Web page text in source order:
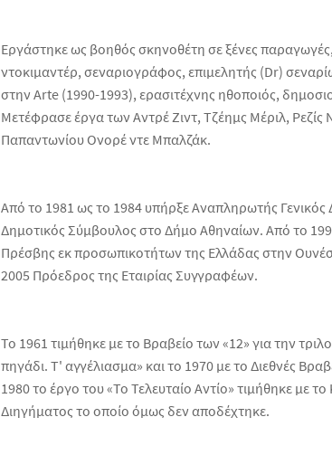
Εργάστηκε ως βοηθός σκηνοθέτη σε ξένες
ντοκιμαντέρ, σεναριογράφος, επιμελητής (Dr)
στην Arte (1990-1993), ερασιτέχνης ηθοποιός,
Μετέφρασε έργα των Αντρέ Ζιντ, Τζέημς Μέριλ,
Παπαντωνίου Ονορέ ντε Μπαλζάκ.
Από το 1981 ως το 1984 υπήρξε Αναπληρωτής Γενικός
Δημοτικός Σύμβουλος στο Δήμο Αθηναίων. Από το
Πρέσβης εκ προσωπικοτήτων της Ελλάδας στην
2005 Πρόεδρος της Εταιρίας Συγγραφέων.
Το 1961 τιμήθηκε με το Βραβείο των «12» για την
πηγάδι. Τ' αγγέλιασμα» και το 1970 με το Διεθνές
1980 το έργο του «Το Τελευταίο Αντίο» τιμήθηκε με
Διηγήματος το οποίο όμως δεν αποδέχτηκε.